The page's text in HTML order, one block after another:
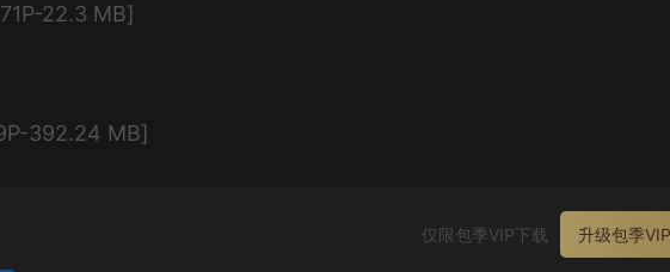
22.3 MB]
392.24 MB]
仅限包季VIP下载 升级包季VIP